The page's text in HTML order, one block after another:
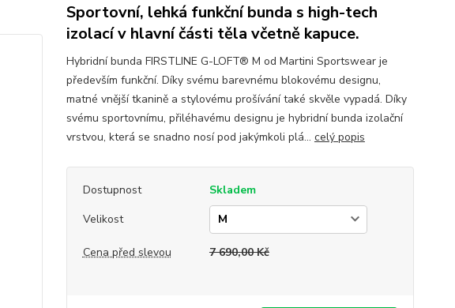
Sportovní, lehká funkční bunda s high-tech
izolací v hlavní části těla včetně kapuce.
Hybridní bunda FIRSTLINE G-LOFT® M od Martini Sportswear je
především funkční. Díky svému barevnému blokovému designu,
matné vnější tkanině a stylovému prošívání také skvěle vypadá. Díky
svému sportovnímu, přiléhavému designu je hybridní bunda izolační
vrstvou, která se snadno nosí pod jakýmkoli plá... celý popis
Dostupnost
Skladem
Velikost
Cena před slevou 7 690,00 Kč